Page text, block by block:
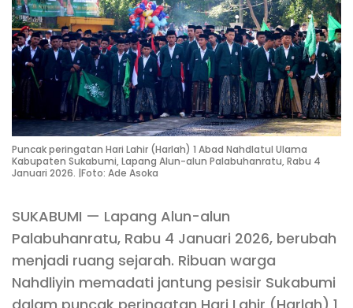
Puncak peringatan Hari Lahir (Harlah) 1 Abad Nahdlatul Ulama
Kabupaten Sukabumi, Lapang Alun-alun Palabuhanratu, Rabu 4
Januari 2026. |Foto: Ade Asoka
SUKABUMI — Lapang Alun-alun
Palabuhanratu, Rabu 4 Januari 2026, berubah
menjadi ruang sejarah. Ribuan warga
Nahdliyin memadati jantung pesisir Sukabumi